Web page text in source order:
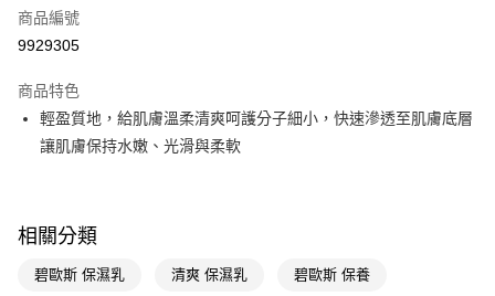
信用卡一次付款
LINE Pay
Apple Pay
悠遊付
Google Pay
商品編號
9929305
商品特色
輕盈質地，給肌膚溫柔清爽呵護分子細小，快速滲透至肌膚底層
讓肌膚保持水嫩、光滑與柔軟
相關分類
碧歐斯 保濕乳 清爽 保濕乳 碧歐斯 保養